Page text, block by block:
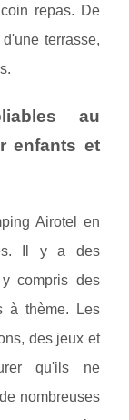
repas. De
terrasse,
au
enfants et
Airotel en
Il y a des
compris des
à thème. Les
des jeux et
qu'ils ne
nombreuses